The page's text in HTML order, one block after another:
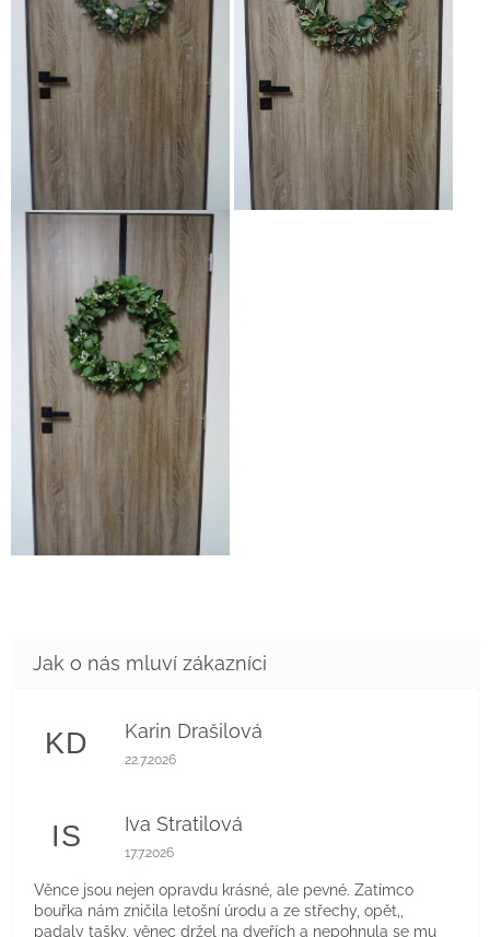
KD Karin Drašilová
Hodnocení obchodu je 5 z 5 hvězdiček.
22.7.2026
IS Iva Stratilová
Hodnocení obchodu je 5 z 5 hvězdiček.
17.7.2026
Věnce jsou nejen opravdu krásné, ale pevné. Zatímco
bouřka nám zničila letošní úrodu a ze střechy, opět,,
padaly tašky, věnec držel na dveřích a nepohnula se mu